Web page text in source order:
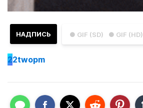
● GIF (SD) ● GIF (HD)
НАДПИСЬ
22twopm